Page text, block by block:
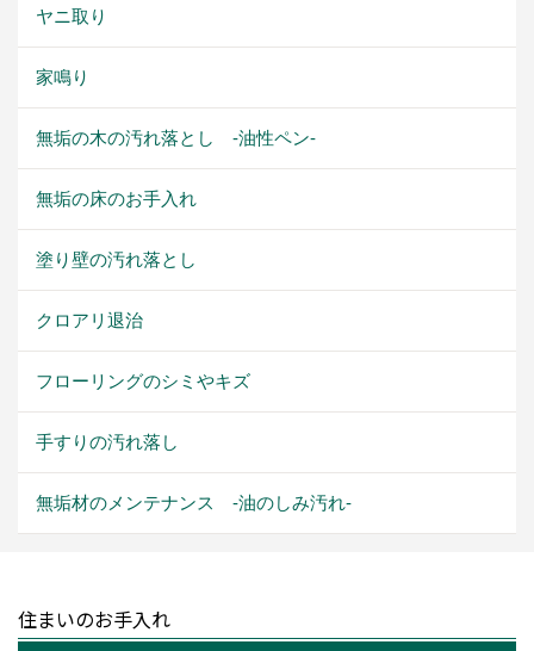
ヤニ取り
家鳴り
無垢の木の汚れ落とし -油性ペン-
無垢の床のお手入れ
塗り壁の汚れ落とし
クロアリ退治
フローリングのシミやキズ
手すりの汚れ落し
無垢材のメンテナンス -油のしみ汚れ-
住まいのお手入れ